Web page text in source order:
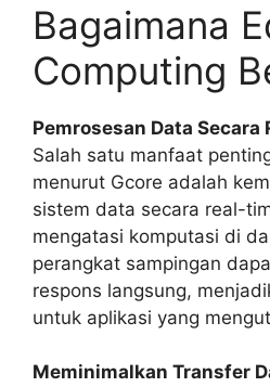
Bagaimana
Computing
Pemrosesan Data Secara
Salah satu manfaat
menurut Gcore adalah
sistem data secara real-
mengatasi komputasi di
perangkat sampingan
respons langsung,
untuk aplikasi yang
Meminimalkan Transfer